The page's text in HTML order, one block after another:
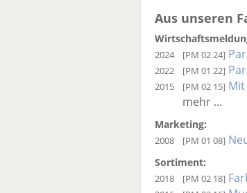
Aus unseren
2024 [PM 02 24]
2022 [PM 01 22]
2015 [PM 02 15]
mehr ...
Marketing:
2008 [PM 01 08]
Sortiment:
2018 [PM 02 18]